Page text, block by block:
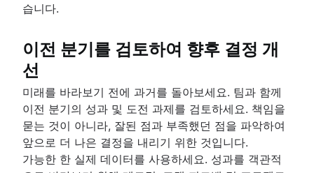
습니다.
이전 분기를 검토하여 향후 결정 개
선
미래를 바라보기 전에 과거를 돌아보세요. 팀과 함께
이전 분기의 성과 및 도전 과제를 검토하세요. 책임을
묻는 것이 아니라, 잘된 점과 부족했던 점을 파악하여
앞으로 더 나은 결정을 내리기 위한 것입니다.
가능한 한 실제 데이터를 사용하세요. 성과를 객관적